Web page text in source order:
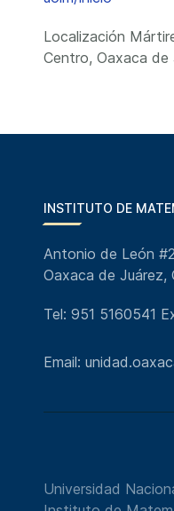
Localización
Centro, Oaxaca de
INSTITUTO DE
Antonio de León
Oaxaca de Juárez,
Tel: 951 5160541
Email:
Universidad